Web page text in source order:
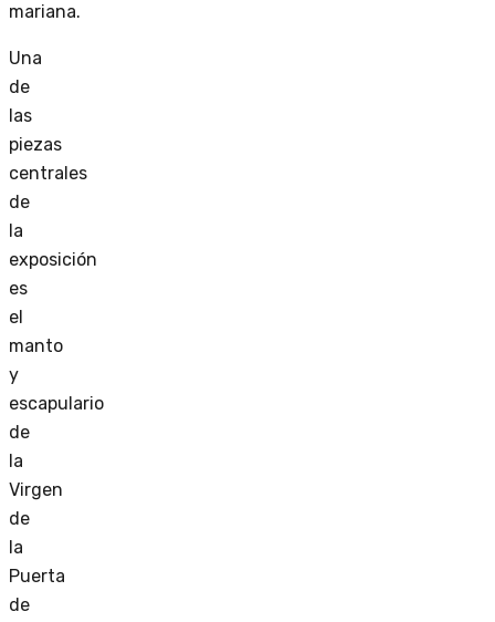
mariana.
Una
de
las
piezas
centrales
de
la
exposición
es
el
manto
y
escapulario
de
la
Virgen
de
la
Puerta
de